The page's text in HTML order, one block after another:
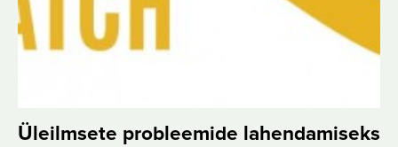
Üleilmsete probleemide lahendamiseks